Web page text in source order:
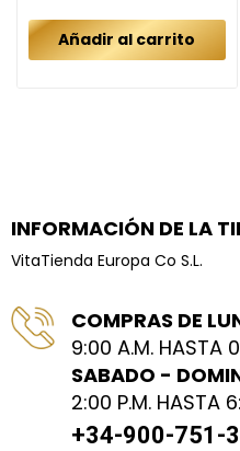
Añadir al carrito
INFORMACIÓN DE LA
VitaTienda Europa Co S.L.
COMPRAS DE
9:00 A.M. HASTA
SABADO -
2:00 P.M. HASTA
+34-900-751-